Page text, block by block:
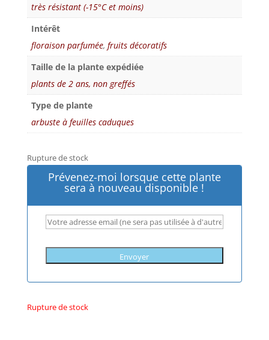
très résistant (-15°C et moins)
Intérêt
floraison parfumée, fruits décoratifs
Taille de la plante expédiée
plants de 2 ans, non greffés
Type de plante
arbuste à feuilles caduques
Rupture de stock
Prévenez-moi lorsque cette plante
sera à nouveau disponible !
Rupture de stock